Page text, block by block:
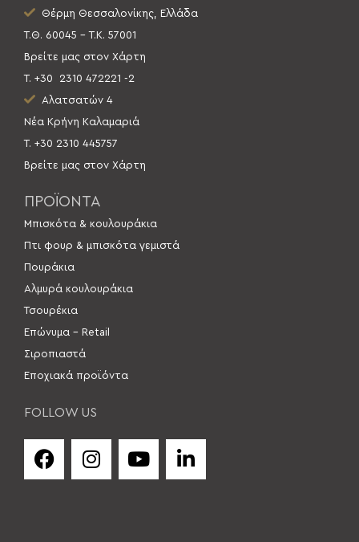
Θέρμη Θεσσαλονίκης, Ελλάδα
Τ.Θ. 60045 – Τ.Κ. 57001
Βρείτε μας στον Χάρτη
Τ. +30
2310 472221 -2
Αλατσατών 4
Νέα Κρήνη Καλαμαριά
Τ. +30 2310 445757
Βρείτε μας στον Χάρτη
ΠΡΟΪΟΝΤΑ
Μπισκότα & κουλουράκια
Πτι φουρ & μπισκότα γεμιστά
Πουράκια
Αλμυρά κουλουράκια
Τσουρέκια
Επώνυμα – Retail
Σιροπιαστά
Εποχιακά προϊόντα
FOLLOW US